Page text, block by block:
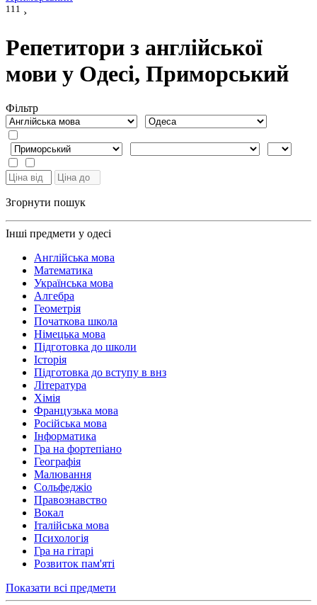
111 ›
Репетитори з англійської
мови у Одесі, Приморський
Фiльтр
Згорнути пошук
Інші предмети у одесі
Англійська мова
Математика
Українська мова
Алгебра
Геометрія
Початкова школа
Німецька мова
Підготовка до школи
Історія
Підготовка до вступу в внз
Література
Хімія
Французька мова
Російська мова
Інформатика
Гра на фортепіано
Географія
Малювання
Сольфеджіо
Правознавство
Вокал
Італійська мова
Психологія
Гра на гітарі
Розвиток пам'яті
Показати всі предмети